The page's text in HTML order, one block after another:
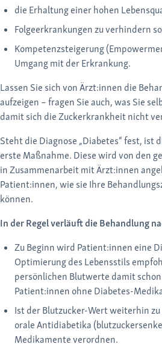
die Erhaltung einer hohen
Folgeerkrankungen zu verhindern
Kompetenzsteigerung
Umgang mit der Erkrankung.
Lassen Sie sich von Ärzt:innen die
aufzeigen – fragen Sie auch, was Sie
damit sich die Zuckerkrankheit nicht
Steht die Diagnose „Diabetes“ fest, ist
erste Maßnahme. Diese wird von den
in Zusammenarbeit mit Ärzt:innen
Patient:innen, wie sie Ihre
können.
In der Regel verläuft die Behandlung
Zu Beginn wird Patient:innen eine
Optimierung des Lebensstils
persönlichen Blutwerte damit
Patient:innen ohne Diabetes-
Ist der Blutzucker-Wert weiterhin
orale Antidiabetika
Medikamente verordnen.